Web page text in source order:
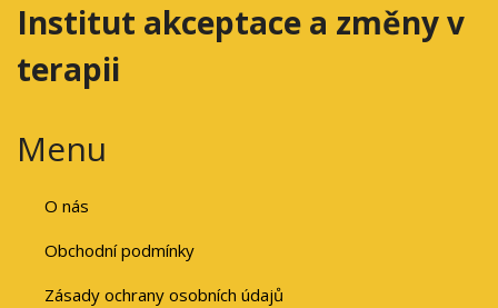
Institut akceptace a změny v
terapii
Menu
O nás
Obchodní podmínky
Zásady ochrany osobních údajů